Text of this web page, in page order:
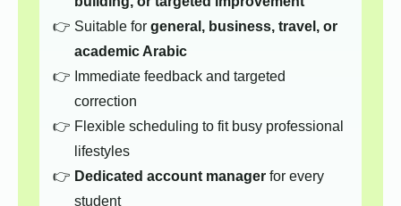
Suitable for general, business, travel, or
academic Arabic
Immediate feedback and targeted
correction
Flexible scheduling to fit busy professional
lifestyles
Dedicated account managerfor every
student